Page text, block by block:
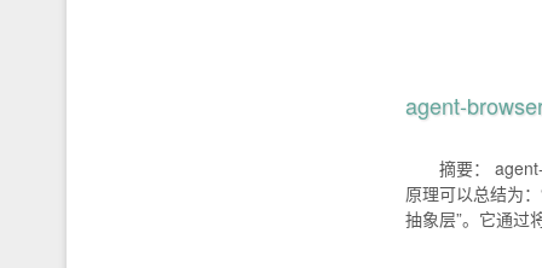
agent-
摘要：
原理可以总结为
抽象层”。它通过